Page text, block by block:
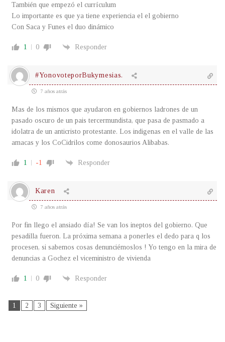
También que empezó el currículum
Lo importante es que ya tiene experiencia el el gobierno
Con Saca y Funes el duo dinámico
1 0 Responder
#YonovoteporBukymesias.
7 años atrás
Mas de los mismos que ayudaron en gobiernos ladrones de un
pasado oscuro de un pais tercermundista, que pasa de pasmado a
idolatra de un anticristo protestante. Los indigenas en el valle de las
amacas y los CoCidrilos come donosaurios Alibabas.
1 -1 Responder
Karen
7 años atrás
Por fin llego el ansiado día! Se van los ineptos del gobierno. Que
pesadilla fueron. La próxima semana a ponerles el dedo para q los
procesen, si sabemos cosas denunciémoslos ! Yo tengo en la mira de
denuncias a Gochez el viceministro de vivienda
1 0 Responder
1 2 3 Siguiente »